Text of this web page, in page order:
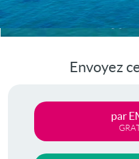
Envoyez
par